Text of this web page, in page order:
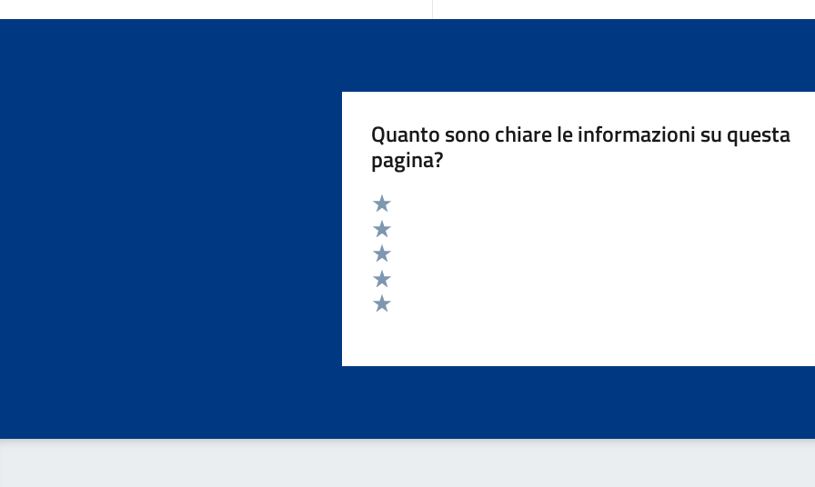
Quanto sono chiare le informazioni su questa
pagina?
Valuta 5 stelle su 5
Valuta 4 stelle su 5
Valuta 3 stelle su 5
Valuta 2 stelle su 5